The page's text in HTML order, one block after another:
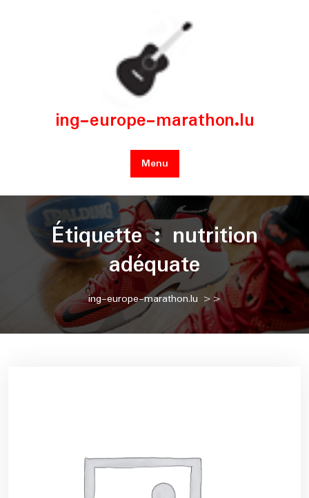
ing-europe-marathon.lu
Menu
Étiquette : nutrition
adéquate
ing-europe-marathon.lu >>